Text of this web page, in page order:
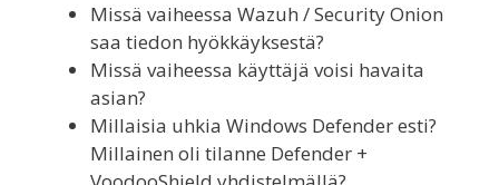
Missä vaiheessa Wazuh / Security Onion
saa tiedon hyökkäyksestä?
Missä vaiheessa käyttäjä voisi havaita
asian?
Millaisia uhkia Windows Defender esti?
Millainen oli tilanne Defender +